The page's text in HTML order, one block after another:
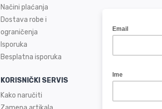
Načini plaćanja
Dostava robe i
ograničenja
Isporuka
Besplatna isporuka
KORISNIČKI SERVIS
Kako naručiti